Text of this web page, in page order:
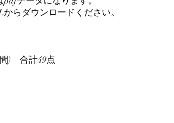
らダウンロードください。
) 合計49点